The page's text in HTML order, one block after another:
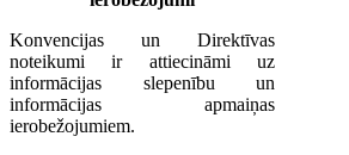
Konvencijas un Direktīvas
noteikumi ir attiecināmi uz
informācijas slepenību un
informācijas apmaiņas
ierobežojumiem.